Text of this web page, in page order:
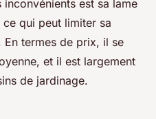
est sa lame
ce qui peut limiter sa
termes de prix, il se
et il est largement
de jardinage.